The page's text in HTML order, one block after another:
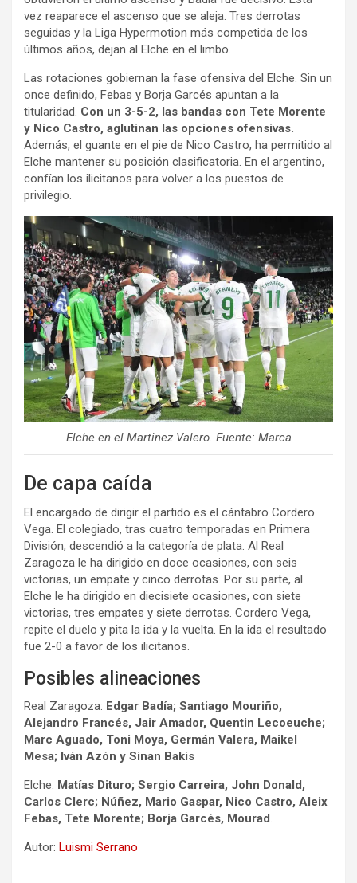
vez reaparece el ascenso que se aleja. Tres derrotas
seguidas y la Liga Hypermotion más competida de los
últimos años, dejan al Elche en el limbo.
Las rotaciones gobiernan la fase ofensiva del Elche. Sin un
once definido, Febas y Borja Garcés apuntan a la
titularidad. Con un 3-5-2, las bandas con Tete Morente
y Nico Castro, aglutinan las opciones ofensivas.
Además, el guante en el pie de Nico Castro, ha permitido al
Elche mantener su posición clasificatoria. En el argentino,
confían los ilicitanos para volver a los puestos de
privilegio.
Elche en el Martinez Valero. Fuente: Marca
De capa caída
El encargado de dirigir el partido es el cántabro Cordero
Vega. El colegiado, tras cuatro temporadas en Primera
División, descendió a la categoría de plata. Al Real
Zaragoza le ha dirigido en doce ocasiones, con seis
victorias, un empate y cinco derrotas. Por su parte, al
Elche le ha dirigido en diecisiete ocasiones, con siete
victorias, tres empates y siete derrotas. Cordero Vega,
repite el duelo y pita la ida y la vuelta. En la ida el resultado
fue 2-0 a favor de los ilicitanos.
Posibles alineaciones
Real Zaragoza: Edgar Badía; Santiago Mouriño,
Alejandro Francés, Jair Amador, Quentin Lecoeuche;
Marc Aguado, Toni Moya, Germán Valera, Maikel
Mesa; Iván Azón y Sinan Bakis
Elche: Matías Dituro; Sergio Carreira, John Donald,
Carlos Clerc; Núñez, Mario Gaspar, Nico Castro, Aleix
Febas, Tete Morente; Borja Garcés, Mourad.
Autor: Luismi Serrano